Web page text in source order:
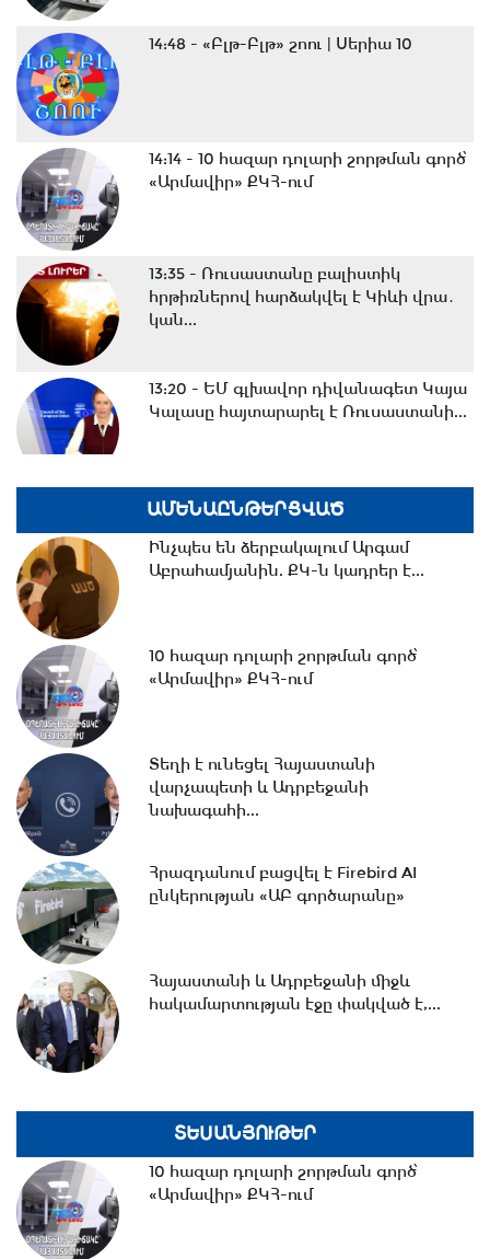
14:48 - «Բլթ-Բլթ» շոու | Սերիա 10
14:14 - 10 հազար դոլարի շորթման գործ՝
«Արմավիր» ՔԿՀ-ում
13:35 - Ռուսաստանը բալիստիկ
հրթիռներով հարձակվել է Կիևի վրա․
կան...
13:20 - ԵՄ գլխավոր դիվանագետ Կայա
Կալասը հայտարարել է Ռուսաստանի...
13:01 -Ինչպես են ձերբակալում Արգամ
նախագահի...
կենտրոնը կանխատեսել է լոլիկի,
կաղամբի...
հակամարտության էջը փակված է,...
քննարկումը՝ քաղաքական թեժ
բանավեճերի...
19:35 -Կաթողիկոսի գործով դատավորը
ԱՄԵՆԱԸՆԹԵՐՑՎԱԾ
Ինչպես են ձերբակալում Արգամ
Աբրահամյանին. ՔԿ-ն կադրեր է...
10 հազար դոլարի շորթման գործ՝
«Արմավիր» ՔԿՀ-ում
Տեղի է ունեցել Հայաստանի
վարչապետի և Ադրբեջանի
նախագահի...
Հրազդանում բացվել է Firebird AI
ընկերության «ԱԲ գործարանը»
Հայաստանի և Ադրբեջանի միջև
հակամարտության էջը փակված է,...
ՏԵՍԱՆՅՈՒԹԵՐ
10 հազար դոլարի շորթման գործ՝
«Արմավիր» ՔԿՀ-ում